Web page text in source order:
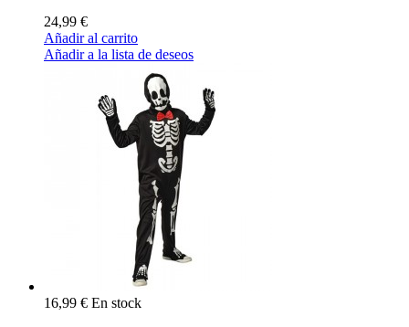
24,99 €
Añadir al carrito
Añadir a la lista de deseos
16,99 € En stock